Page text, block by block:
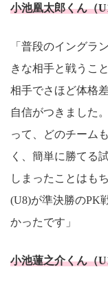
小池凰太郎くん（
「普段のイングラ
きな相手と戦うこ
相手でさほど体格
自信がつきました
って、どのチーム
く、簡単に勝てる
しまったことはも
(U8)が準決勝のPK
かったです」
小池蓮之介くん（